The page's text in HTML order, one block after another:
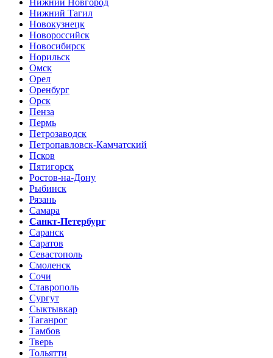
Нижний Новгород
Нижний Тагил
Новокузнецк
Новороссийск
Новосибирск
Норильск
Омск
Орел
Оренбург
Орск
Пенза
Пермь
Петрозаводск
Петропавловск-Камчатский
Псков
Пятигорск
Ростов-на-Дону
Рыбинск
Рязань
Самара
Санкт-Петербург
Саранск
Саратов
Севастополь
Смоленск
Сочи
Ставрополь
Сургут
Сыктывкар
Таганрог
Тамбов
Тверь
Тольятти